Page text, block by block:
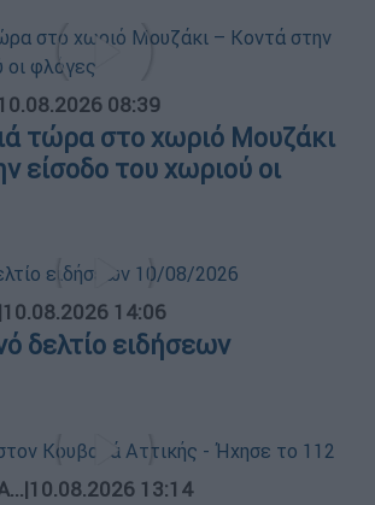
10.08.2026 08:39
τώρα στο χωριό Μουζάκι
είσοδο του χωριού οι
|10.08.2026 14:06
δελτίο ειδήσεων
|10.08.2026 13:14